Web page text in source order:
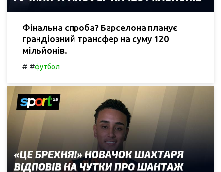
Фінальна спроба? Барселона планує
грандіозний трансфер на суму 120
мільйонів.
# #футбол